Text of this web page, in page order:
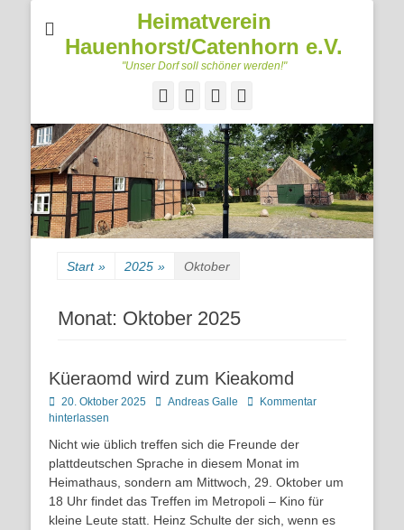
Heimatverein
Hauenhorst/Catenhorn e.V.
"Unser Dorf soll schöner werden!"
FacebookGoogleplus
Start » 2025 » Oktober
Monat: Oktober 2025
Küeraomd wird zum Kieakomd
Posted
on
20. Oktober 2025 AutorAndreas Galle
Kommentar
hinterlassen
Nicht wie üblich treffen sich die Freunde der
plattdeutschen Sprache in diesem Monat im
Heimathaus, sondern am Mittwoch, 29. Oktober um
18 Uhr findet das Treffen im Metropoli – Kino für
kleine Leute statt. Heinz Schulte der sich, wenn es